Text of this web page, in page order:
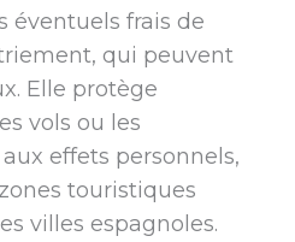
éventuels frais de
qui peuvent
Elle protège
vols ou les
effets personnels,
touristiques
villes espagnoles.